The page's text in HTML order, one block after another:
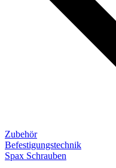
Zubehör
Befestigungstechnik
Spax Schrauben